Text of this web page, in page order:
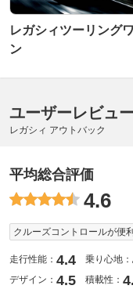
レガシィツーリング
ン
ユーザーレビュー
レガシィ アウトバック
平均総合評価
4.6
クルーズコントロールが便
走行性能： 4.4 乗り心地：
デザイン： 4.5 積載性：